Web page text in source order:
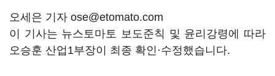
오세은 기자 ose@etomato.com
이 기사는 뉴스토마토 보도준칙 및 윤리강령에 따라
오승훈 산업1부장이 최종 확인·수정했습니다.